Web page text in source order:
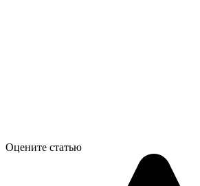
Оцените статью